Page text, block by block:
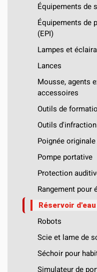
Équipements de
Équipements de
(EPI)
Lampes et
Lances
Mousse, agents
accessoires
Outils de
Outils
Poignée
Pompe portative
Protection
Rangement pour
Réservoir
Robots
Scie et lame de
Séchoir pour
Simulateur de